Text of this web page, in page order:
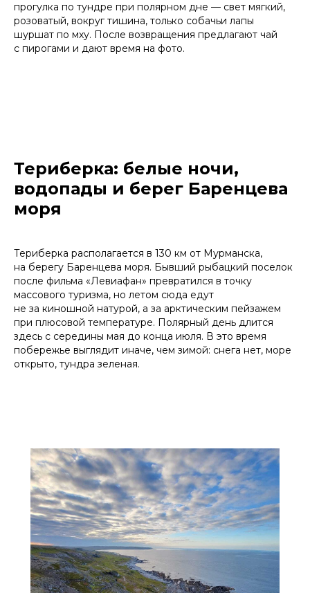
прогулка по тундре при полярном дне — свет мягкий,
розоватый, вокруг тишина, только собачьи лапы
шуршат по мху. После возвращения предлагают чай
с пирогами и дают время на фото.
Териберка: белые ночи,
водопады и берег Баренцева
моря
Териберка располагается в 130 км от Мурманска,
на берегу Баренцева моря. Бывший рыбацкий поселок
после фильма «Левиафан» превратился в точку
массового туризма, но летом сюда едут
не за киношной натурой, а за арктическим пейзажем
при плюсовой температуре. Полярный день длится
здесь с середины мая до конца июля. В это время
побережье выглядит иначе, чем зимой: снега нет, море
открыто, тундра зеленая.